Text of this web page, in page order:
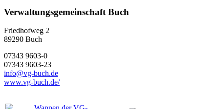
Verwaltungsgemeinschaft Buch
Friedhofweg 2
89290 Buch
07343 9603-0
07343 9603-23
info@vg-buch.de
www.vg-buch.de/